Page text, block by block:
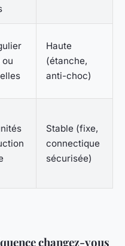
Haute
(étanche,
anti-choc)
Stable (fixe,
connectique
sécurisée)
changez-vous